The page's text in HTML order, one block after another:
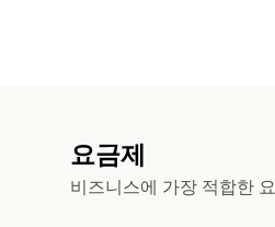
요금제
비즈니스에 가장 적합한